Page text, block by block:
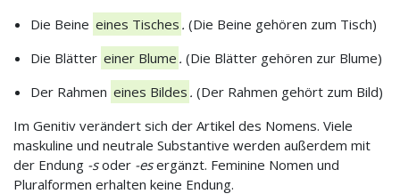
Die Beine eines Tisches . (Die Beine gehören zum Tisch)
Die Blätter einer Blume . (Die Blätter gehören zur Blume)
Der Rahmen eines Bildes .(Der Rahmen gehört zum Bild)
Im Genitiv verändert sich der Artikel des Nomens. Viele
maskuline und neutrale Substantive werden außerdem mit
der Endung -soder -esergänzt. Feminine Nomen und
Pluralformen erhalten keine Endung.